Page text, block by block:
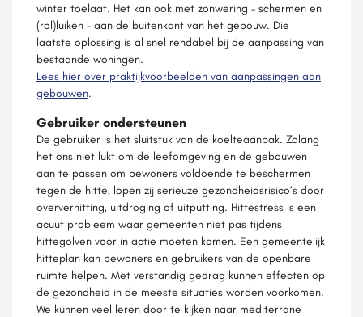
winter toelaat. Het kan ook met zonwering – schermen en
(rol)luiken – aan de buitenkant van het gebouw. Die
laatste oplossing is al snel rendabel bij de aanpassing van
bestaande woningen.
Lees hier over praktijkvoorbeelden van aanpassingen aan
gebouwen.
Gebruiker ondersteunen
De gebruiker is het sluitstuk van de koelteaanpak. Zolang
het ons niet lukt om de leefomgeving en de gebouwen
aan te passen om bewoners voldoende te beschermen
tegen de hitte, lopen zij serieuze gezondheidsrisico’s door
oververhitting, uitdroging of uitputting. Hittestress is een
acuut probleem waar gemeenten niet pas tijdens
hittegolven voor in actie moeten komen. Een gemeentelijk
hitteplan kan bewoners en gebruikers van de openbare
ruimte helpen. Met verstandig gedrag kunnen effecten op
de gezondheid in de meeste situaties worden voorkomen.
We kunnen veel leren door te kijken naar mediterrane